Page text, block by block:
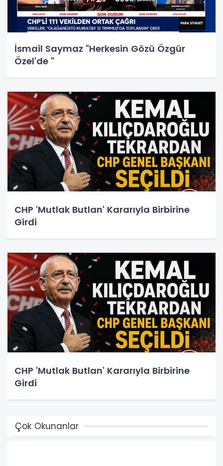
İsmail Saymaz "Herkesin Gözü Özgür
Özel'de "
CHP 'Mutlak Butlan' Kararıyla Birbirine
Girdi
CHP 'Mutlak Butlan' Kararıyla Birbirine
Girdi
Çok Okunanlar